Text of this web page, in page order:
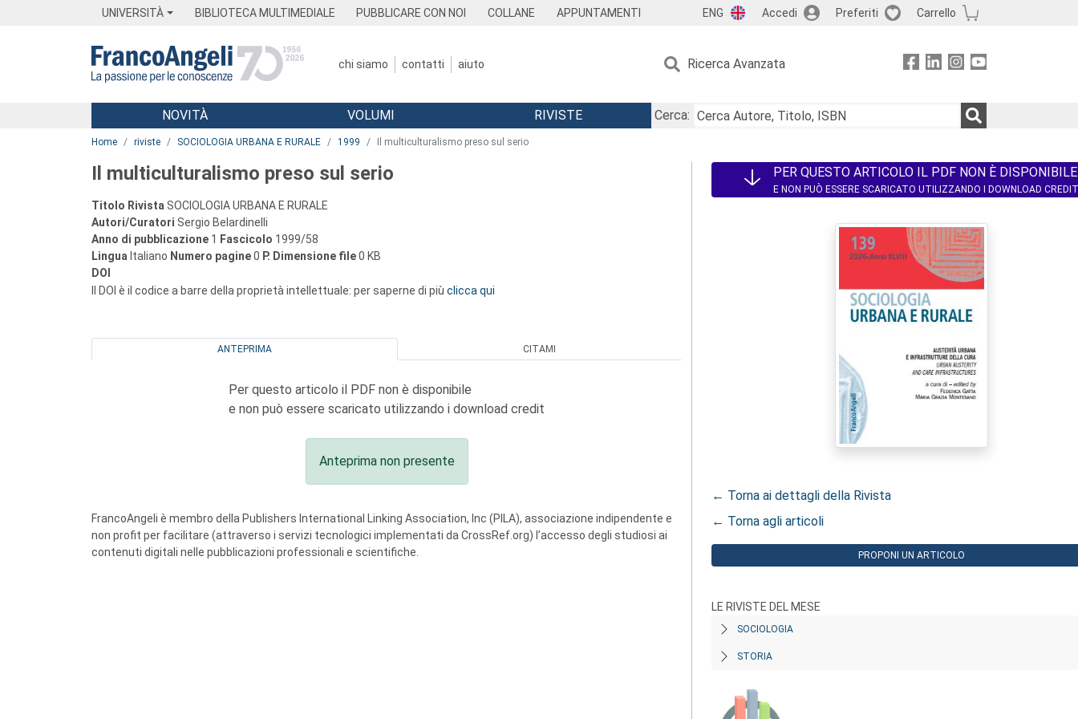
UNIVERSITÀ BIBLIOTECA MULTIMEDIALE PUBBLICARE CON NOI COLLANE APPUNTAMENTI ENG Accedi Preferiti Carrello
chi siamo contatti aiuto Ricerca Avanzata
Menu
NOVITÀ VOLUMI RIVISTE
Cerca:
Home riviste SOCIOLOGIA URBANA E RURALE 1999 Il multiculturalismo preso sul serio
Il multiculturalismo preso sul serio
Titolo Rivista SOCIOLOGIA URBANA E RURALE
Autori/Curatori Sergio Belardinelli
Anno di pubblicazione 1 Fascicolo 1999/58
Lingua Italiano Numero pagine0 P. Dimensione file0 KB
DOI
Il DOI è il codice a barre della proprietà intellettuale: per saperne di più clicca qui
ANTEPRIMA CITAMI
Per questo articolo il PDF non è disponibile
e non può essere scaricato utilizzando i download credit
Anteprima non presente
FrancoAngeli è membro della Publishers International Linking Association, Inc (PILA), associazione indipendente e
non profit per facilitare (attraverso i servizi tecnologici implementati da CrossRef.org) l’accesso degli studiosi ai
contenuti digitali nelle pubblicazioni professionali e scientifiche.
PER QUESTO ARTICOLO IL PDF NON È DISPONIBILE
E NON PUÒ ESSERE SCARICATO UTILIZZANDO I DOWNLOAD CREDIT
← Torna ai dettagli della Rivista
← Torna agli articoli
PROPONI UN ARTICOLO
LE RIVISTE DEL MESE
SOCIOLOGIA
STORIA